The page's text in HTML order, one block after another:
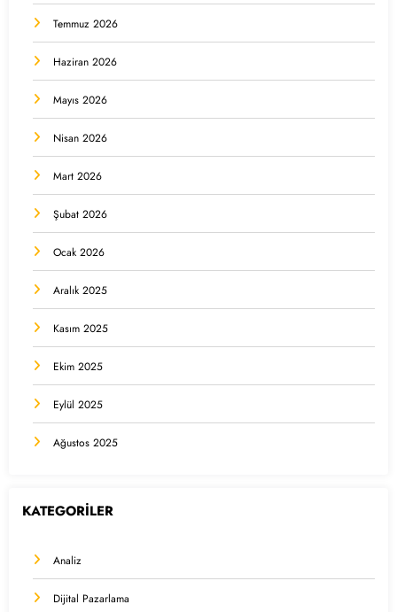
Temmuz 2026
Haziran 2026
Mayıs 2026
Nisan 2026
Mart 2026
Şubat 2026
Ocak 2026
Aralık 2025
Kasım 2025
Ekim 2025
Eylül 2025
Ağustos 2025
KATEGORİLER
Analiz
Dijital Pazarlama